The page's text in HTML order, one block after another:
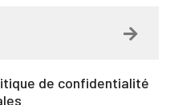
de confidentialité